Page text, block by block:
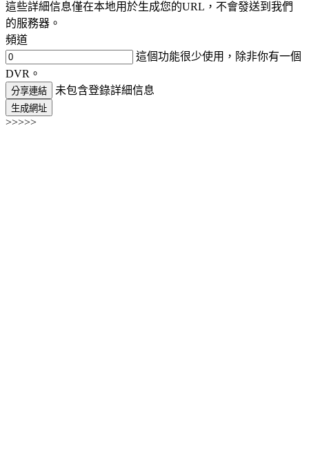
這些詳細信息僅在本地用於生成您的URL，不會發送到我們
的服務器。
頻道
這個功能很少使用，除非你有一個
DVR。
分享連結 未包含登錄詳細信息
生成網址
>>>>>